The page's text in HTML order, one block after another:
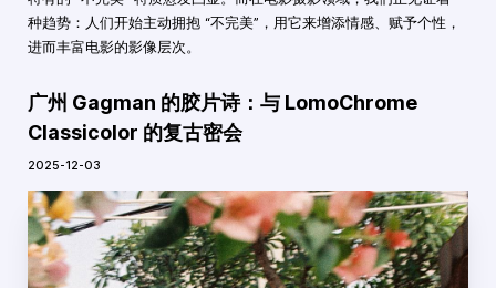
种趋势：人们开始主动拥抱 “不完美”，用它来增添情感、赋予个性，
进而丰富电影的影像层次。
广州 Gagman 的胶片诗：与 LomoChrome
Classicolor 的复古密会
2025-12-03